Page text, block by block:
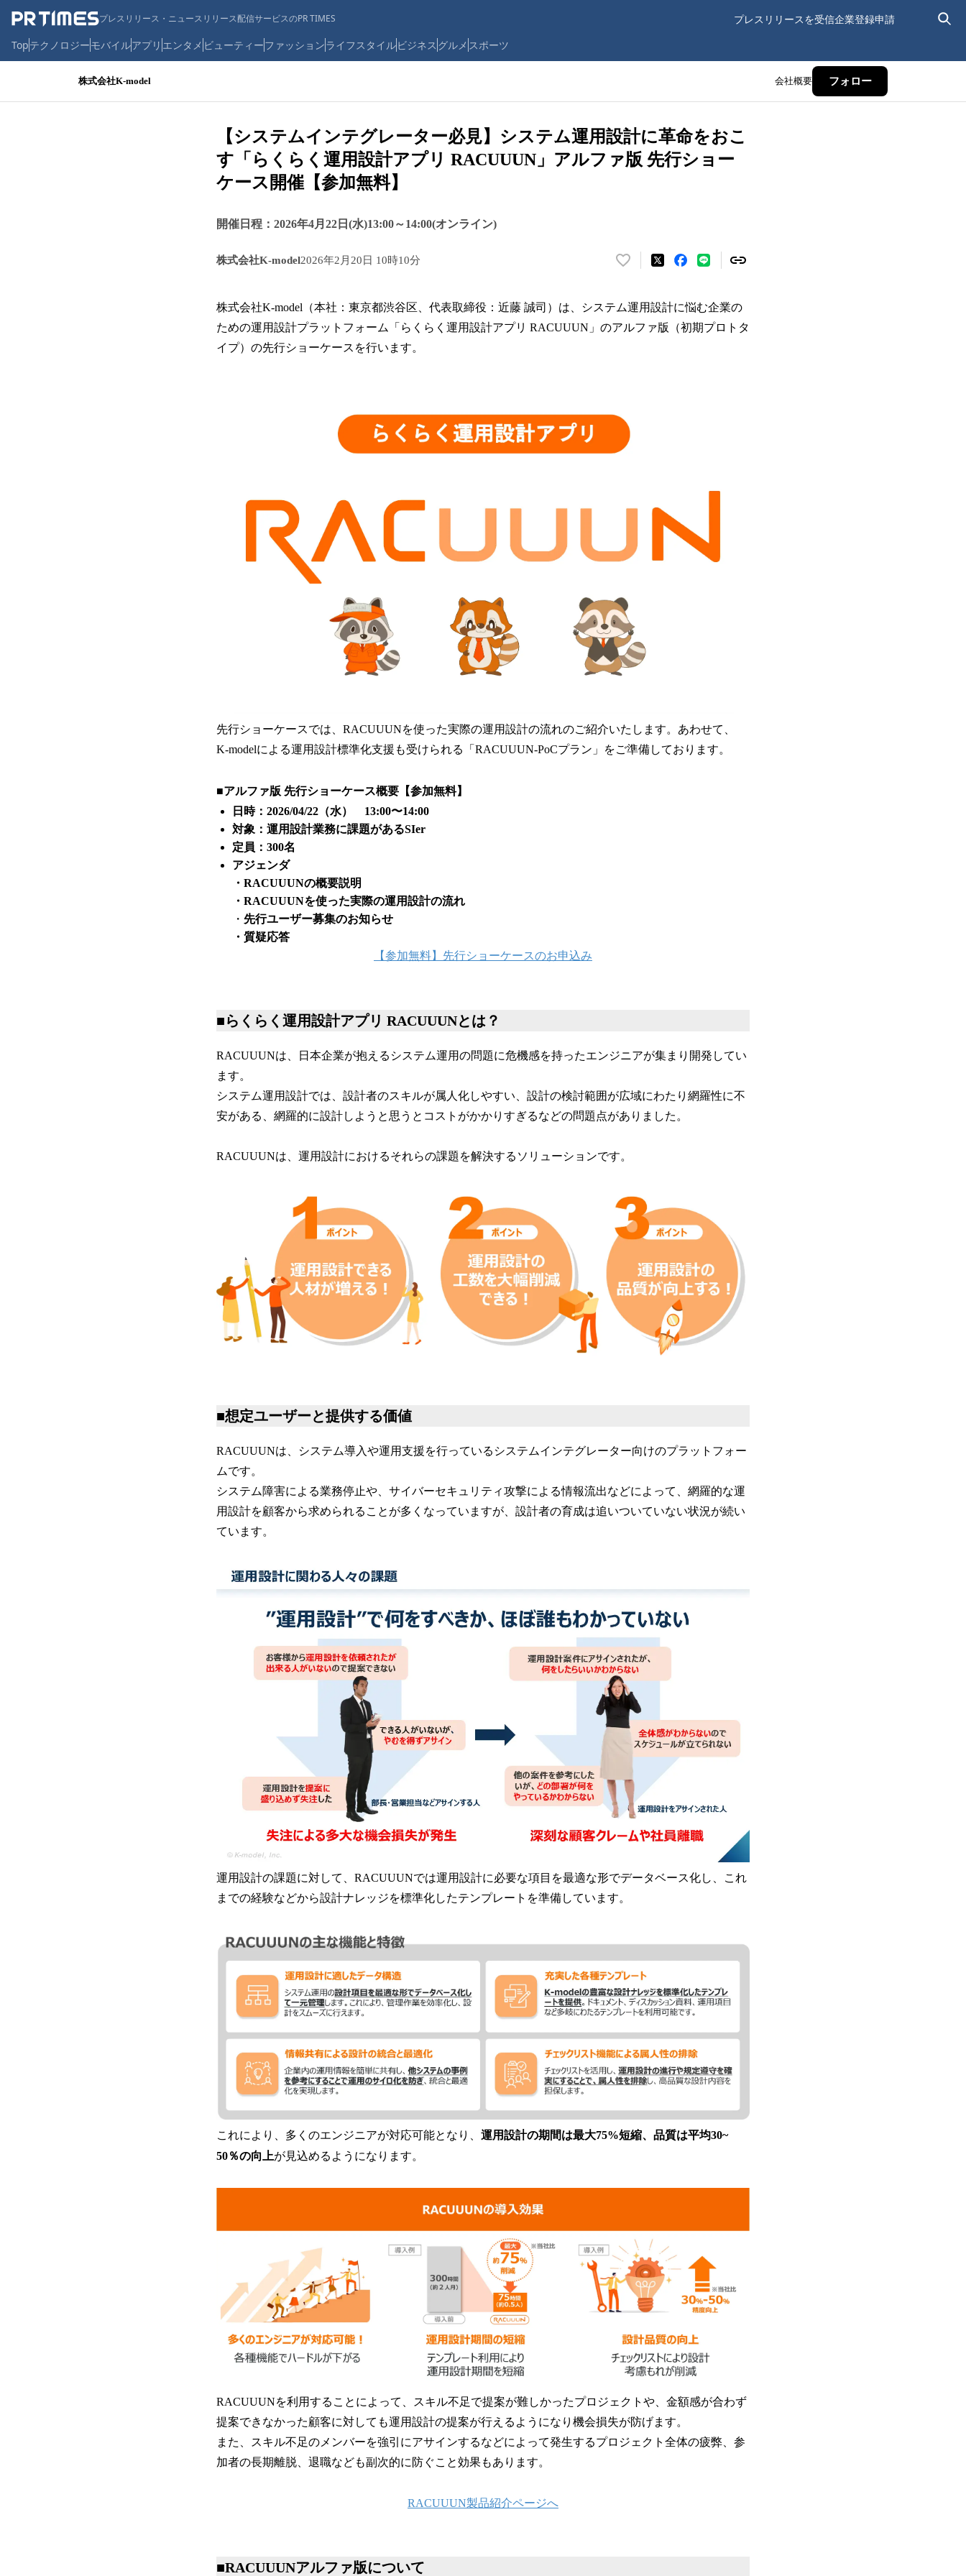
プレスリリース・ニュースリリース配信サービスのPR TIMES プレスリリースを受信企業登録申請
Topテクノロジーモバイルアプリ エンタメ ビューティーファッションライフスタイルビジネス グルメ スポーツ
株式会社K-model 会社概要 フォロー
【システムインテグレーター必見】システム運用設計に革命をおこ
す「らくらく運用設計アプリ RACUUUN」アルファ版 先行ショー
ケース開催【参加無料】
開催日程：2026年4月22日(水)13:00～14:00(オンライン)
株式会社K-model2026年2月20日 10時10分
い
！
数
中
で
す
株式会社K-model（本社：東京都渋谷区、代表取締役：近藤 誠司）は、システム運用設計に悩む企業の
ための運用設計プラットフォーム「らくらく運用設計アプリ RACUUUN」のアルファ版（初期プロトタ
イプ）の先行ショーケースを行います。
先行ショーケースでは、RACUUUNを使った実際の運用設計の流れのご紹介いたします。あわせて、
K-modelによる運用設計標準化支援も受けられる「RACUUUN-PoCプラン」をご準備しております。
■アルファ版 先行ショーケース概要【参加無料】
日時：2026/04/22（水） 13:00〜14:00
対象：運用設計業務に課題があるSIer
定員：300名
アジェンダ
・RACUUUNの概要説明
・RACUUUNを使った実際の運用設計の流れ
・ 先行ユーザー募集のお知らせ
・質疑応答
【参加無料】先行ショーケースのお申込み
■らくらく運用設計アプリ RACUUUNとは？
RACUUUNは、日本企業が抱えるシステム運用の問題に危機感を持ったエンジニアが集まり開発してい
ます。
システム運用設計では、設計者のスキルが属人化しやすい、設計の検討範囲が広域にわたり網羅性に不
安がある、網羅的に設計しようと思うとコストがかかりすぎるなどの問題点がありました。
RACUUUNは、運用設計におけるそれらの課題を解決するソリューションです。
■想定ユーザーと提供する価値
RACUUUNは、システム導入や運用支援を行っているシステムインテグレーター向けのプラットフォー
ムです。
システム障害による業務停止や、サイバーセキュリティ攻撃による情報流出などによって、網羅的な運
用設計を顧客から求められることが多くなっていますが、設計者の育成は追いついていない状況が続い
ています。
運用設計の課題に対して、RACUUUNでは運用設計に必要な項目を最適な形でデータベース化し、これ
までの経験などから設計ナレッジを標準化したテンプレートを準備しています。
これにより、多くのエンジニアが対応可能となり、 運用設計の期間は最大75%短縮、品質は平均30~
50％の向上が見込めるようになります。
RACUUUNを利用することによって、スキル不足で提案が難しかったプロジェクトや、金額感が合わず
提案できなかった顧客に対しても運用設計の提案が行えるようになり機会損失が防げます。
また、スキル不足のメンバーを強引にアサインするなどによって発生するプロジェクト全体の疲弊、参
加者の長期離脱、退職なども副次的に防ぐこと効果もあります。
RACUUUN製品紹介ページへ
■RACUUUNアルファ版について